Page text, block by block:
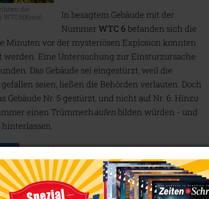
die
6(Kreis).
In besagtem Gebäude mit der
Nummer WTC 6 befanden sich die
Minuten vor der mysteriösen Explosion konnten
Eine Untersuchung zur Einsturzursache
Das Gebäude sei eingestürzt, weil die
seien, ließen die Behörden verlauten. Doch
Gebäude Nr. 5 gestürzt, und nicht auf Nr. 6. Hinzu
einen Trümmerhaufenbilden würden - und
Ungeklärt ist auch der Einsturz vonWTC 7
gleich dahinter. Das 1987 von Larry
Silverstein - dem Pächter der Zwillingstürme
(sieheWorld Trade Center: Die Wahrheit